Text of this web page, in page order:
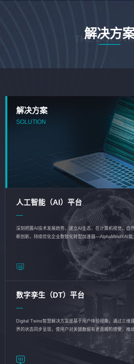
解决方
THE
解决方案
SOLUTION
人工智能（AI）平台
深刻把握AI技术发展趋势，建立AI生态，在计算机视觉、自
断创新，持续优化企业数智化转型加速器—AlphaMind®AI能
数字孪生（DT）平台
Digital Twins智慧解决方案是基于用户体验视角，通过三维
界的状态同步呈现，使用户对关键数据有更直观的感受，推